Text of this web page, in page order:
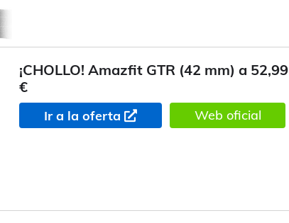
¡CHOLLO! Amazfit GTR (42 mm) a 52,99
€
Ir a la oferta Web oficial